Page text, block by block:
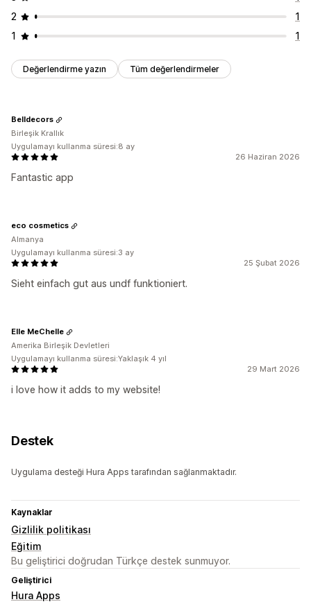
2
1
1
1
Değerlendirme yazın Tüm değerlendirmeler
26 Haziran 2026
Fantastic app
Belldecors
Birleşik Krallık
Uygulamayı kullanma süresi:8 ay
25 Şubat 2026
Sieht einfach gut aus undf funktioniert.
eco cosmetics
Almanya
Uygulamayı kullanma süresi:3 ay
29 Mart 2026
i love how it adds to my website!
Elle MeChelle
Amerika Birleşik Devletleri
Uygulamayı kullanma süresi:Yaklaşık 4 yıl
Destek
Uygulama desteği Hura Apps tarafından sağlanmaktadır.
Kaynaklar
Gizlilik politikası
Eğitim
Bu geliştirici doğrudan Türkçe destek sunmuyor.
Geliştirici
Hura Apps